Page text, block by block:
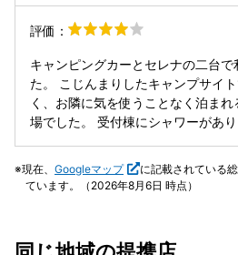
評価：
キャンピングカーとセレナの二台
た。 こじんまりしたキャンプサイトですが、1区画が大き
く、お隣に気を使うことなく泊ま
場でした。 受付棟にシャワーがあり、24時間使用可能。 ト
で、ログキャビンにはサウナやジャ
た。 犬連れの旅なので、ドッグランも必須の我が家。 小型
現在、 Googleマップ
に記載されている
ています。（2026年8月6日 時点）